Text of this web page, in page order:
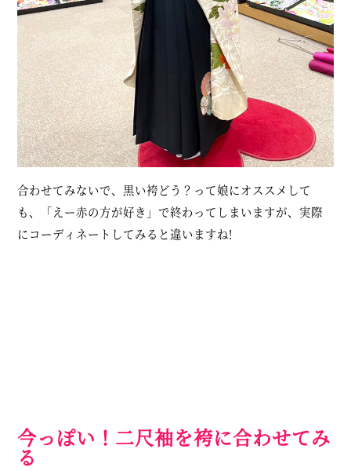
合わせてみないで、黒い袴どう？って娘にオススメして
も、「えー赤の方が好き」で終わってしまいますが、実際
にコーディネートしてみると違いますね!
今っぽい！二尺袖を袴に合わせてみ
る